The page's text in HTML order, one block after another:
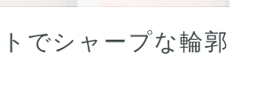
でシャープな輪郭